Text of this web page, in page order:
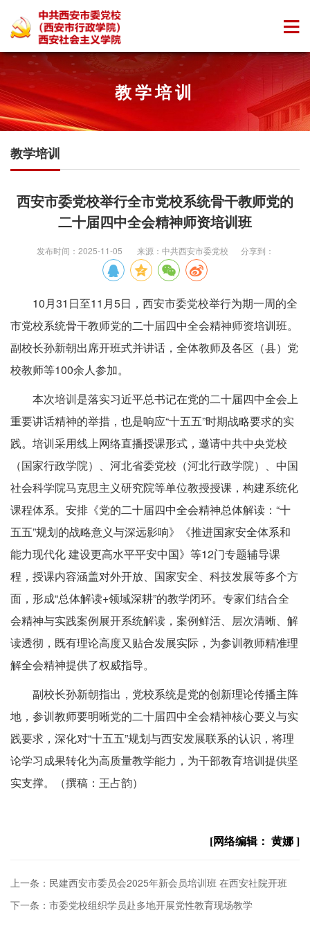
教学培训
教学培训
西安市委党校举行全市党校系统骨干教师党的
二十届四中全会精神师资培训班
发布时间：2025-11-05 来源：中共西安市委党校 分享到：
10月31日至11月5日，西安市委党校举行为期一周的全
市党校系统骨干教师党的二十届四中全会精神师资培训班。
副校长孙新朝出席开班式并讲话，全体教师及各区（县）党
校教师等100余人参加。
本次培训是落实习近平总书记在党的二十届四中全会上
重要讲话精神的举措，也是响应“十五五”时期战略要求的实
践。培训采用线上网络直播授课形式，邀请中共中央党校
（国家行政学院）、河北省委党校（河北行政学院）、中国
社会科学院马克思主义研究院等单位教授授课，构建系统化
课程体系。安排《党的二十届四中全会精神总体解读：“十
五五”规划的战略意义与深远影响》《推进国家安全体系和
能力现代化 建设更高水平平安中国》等12门专题辅导课
程，授课内容涵盖对外开放、国家安全、科技发展等多个方
面，形成“总体解读+领域深耕”的教学闭环。专家们结合全
会精神与实践案例展开系统解读，案例鲜活、层次清晰、解
读透彻，既有理论高度又贴合发展实际，为参训教师精准理
解全会精神提供了权威指导。
副校长孙新朝指出，党校系统是党的创新理论传播主阵
地，参训教师要明晰党的二十届四中全会精神核心要义与实
践要求，深化对“十五五”规划与西安发展联系的认识，将理
论学习成果转化为高质量教学能力，为干部教育培训提供坚
实支撑。（撰稿：王占韵）
[网络编辑： 黄娜 ]
上一条：民建西安市委员会2025年新会员培训班 在西安社院开班
下一条：市委党校组织学员赴多地开展党性教育现场教学